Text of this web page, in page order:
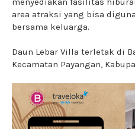
area atraksi yang bisa
bersama keluarga.
Daun Lebar Villa terletak di
Kecamatan Payangan,